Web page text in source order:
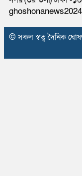
© সকল স্বত্ব দৈনিক